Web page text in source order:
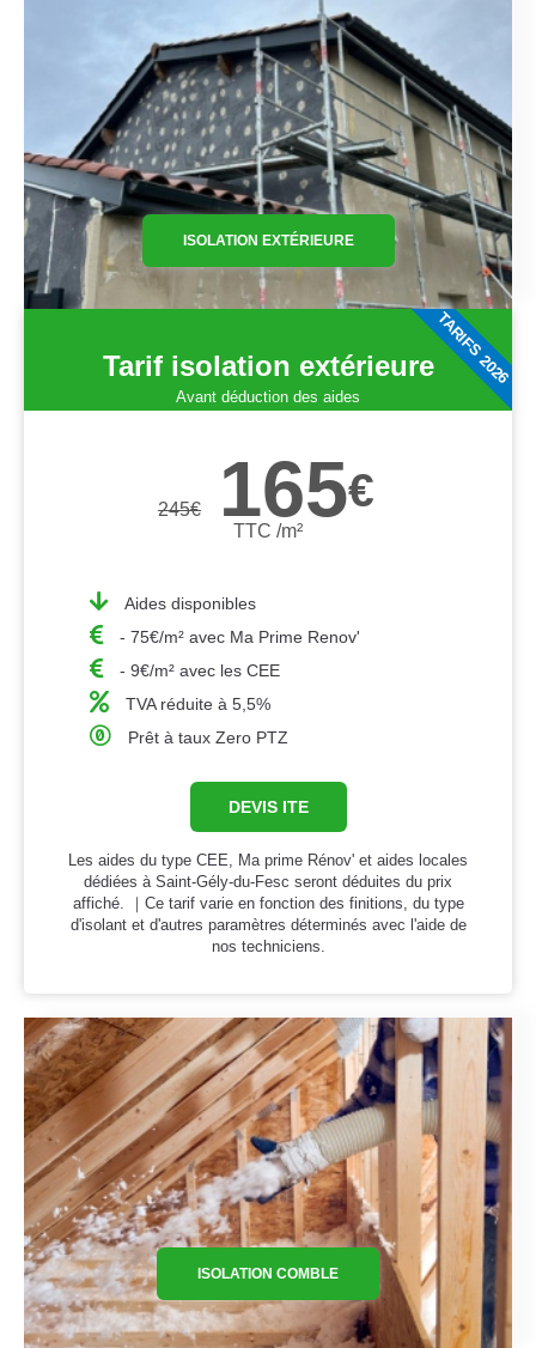
ISOLATION EXTÉRIEURE
Tarif isolation extérieure
Avant déduction des aides
245€ 165€
TTC /m²
Aides disponibles
- 75€/m² avec Ma Prime Renov'
- 9€/m² avec les CEE
TVA réduite à 5,5%
Prêt à taux Zero PTZ
DEVIS ITE
Les aides du type CEE, Ma prime Rénov' et aides locales
dédiées à Saint-Gély-du-Fesc seront déduites du prix
affiché. ｜Ce tarif varie en fonction des finitions, du type
d'isolant et d'autres paramètres déterminés avec l'aide de
nos techniciens.
TARIFS 2026
ISOLATION COMBLE